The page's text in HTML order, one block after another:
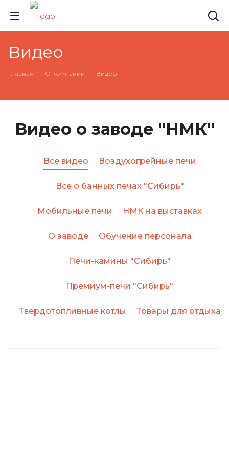
Видео
Главная О компании Видео
Видео о заводе "НМК"
Все видео Воздухогрейные печи
Все о банных печах "Сибирь"
Мобильные печи НМК на выставках
О заводе Обучение персонала
Печи-камины "Сибирь"
Премиум-печи "Сибирь"
Твердотопливные котлы Товары для отдыха